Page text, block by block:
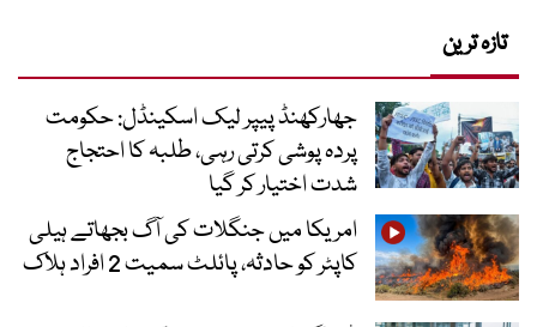
تازہ ترین
جھارکھنڈ پیپر لیک اسکینڈل: حکومت
پردہ پوشی کرتی رہی، طلبہ کا احتجاج
شدت اختیار کر گیا
امریکا میں جنگلات کی آگ بجھاتے ہیلی
کاپٹر کو حادثہ، پائلٹ سمیت 2 افراد ہلاک